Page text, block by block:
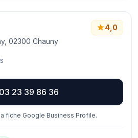
02300 Chauny
4,0
03 23 39 86 36
fiche Google Business Profile.